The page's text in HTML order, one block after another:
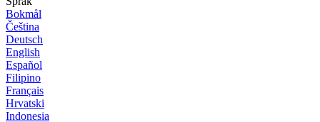
Bokmål
Čeština
Deutsch
English
Español
Filipino
Français
Hrvatski
Indonesia